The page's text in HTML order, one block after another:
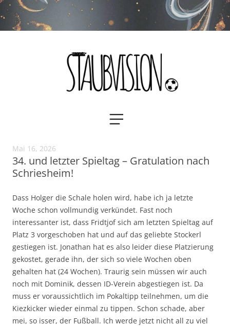
MENÜ
Mai 16, 2026
34. und letzter Spieltag – Gratulation nach
Schriesheim!
Dass Holger die Schale holen wird, habe ich ja letzte
Woche schon vollmundig verkündet. Fast noch
interessanter ist, dass Fridtjof sich am letzten Spieltag auf
Platz 3 vorgeschoben hat und auf das geliebte Stockerl
gestiegen ist. Jonathan hat es also leider diese Platzierung
gekostet, gerade ihn, der sich so viele Wochen oben
gehalten hat (24 Wochen). Traurig sein müssen wir auch
noch mit Dominik, dessen ID-Verein abgestiegen ist. Da
muss er voraussichtlich im Pokaltipp teilnehmen, um die
Kiezkicker wieder einmal zu tippen. Schon schade, aber
mei, so isser, der Fußball. Ich werde jetzt nicht all zu viel